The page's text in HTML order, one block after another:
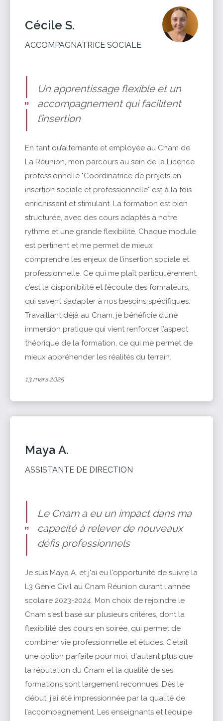
Cécile S.
ACCOMPAGNATRICE SOCIALE
Un apprentissage flexible et un
accompagnement qui facilitent
l’insertion
En tant qu’alternante et employée au Cnam de
La Réunion, mon parcours au sein de la Licence
professionnelle "Coordinatrice de projets en
insertion sociale et professionnelle" est à la fois
enrichissant et stimulant. La formation est bien
structurée, avec des cours adaptés à notre
rythme et une grande flexibilité. Chaque module
est pertinent et me permet de mieux
comprendre les enjeux de l’insertion sociale et
professionnelle. Ce qui me plaît particulièrement,
c’est la disponibilité et l’écoute des formateurs,
qui savent s’adapter à nos besoins spécifiques.
Travaillant déjà au Cnam, je bénéficie d’une
immersion pratique qui vient renforcer l’aspect
théorique de la formation, ce qui me permet de
mieux appréhender les réalités du terrain.
13 mars 2025
Maya A.
ASSISTANTE DE DIRECTION
Le Cnam a eu un impact dans ma
capacité à relever de nouveaux
défis professionnels
Je suis Maya A. et j'ai eu l'opportunité de suivre la
L3 Génie Civil au Cnam Réunion durant l'année
scolaire 2023-2024. Mon choix de rejoindre le
Cnam s'est basé sur plusieurs critères, dont la
flexibilité des cours en soirée, qui permet de
combiner vie professionnelle et études. C’était
une option parfaite pour moi, d'autant plus que
la réputation du Cnam et la qualité de ses
formations sont largement reconnues. Dès le
début, j’ai été impressionnée par la qualité de
l’accompagnement. Les enseignants et l’équipe